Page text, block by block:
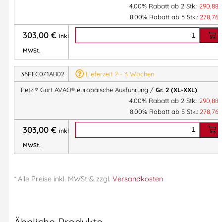
– Die Rückseite der Oberschenkel ist mit elastischen
Gurtbändern (austauschbar – als Zubehör erhältlich)
ausgestattet, die sowohl beim Gehen als auch beim
Sitzen im Gurt dafür sorgen, dass die richtige
Einstellung beibehalten wird.
Praktische Einstellmöglichkeit:
– Dank den selbstverriegelnden DOUBLEBACK-
Schnallen an Schulterträgern, Hüftgurt und
Beinschlaufen lässt sich der Gurt praktisch und einfach
einstellen.
– Die an den DOUBLEBACK-Schnallen angebrachten
Antirutschelemente sorgen dafür, dass die Einstellung
während der Arbeitsphasen beibehalten wird.
übersichtliche Verteilung der Ausrüstung:
LITEPOD-Sitzbretts ausgestattet.
4.00% Rabatt ab 2 Stk.: 290,88
8.00% Rabatt ab 5 Stk.: 278,76
303,00 € inkl.
MWSt.
36PEC071AB02
Lieferzeit 2 - 3 Wochen
Petzl® Gurt AVAO® europäische Ausführung / Gr. 2 (XL-XXL)
4.00% Rabatt ab 2 Stk.: 290,88
8.00% Rabatt ab 5 Stk.: 278,76
303,00 € inkl.
MWSt.
* Alle Preise inkl. MWSt & zzgl. Versandkosten